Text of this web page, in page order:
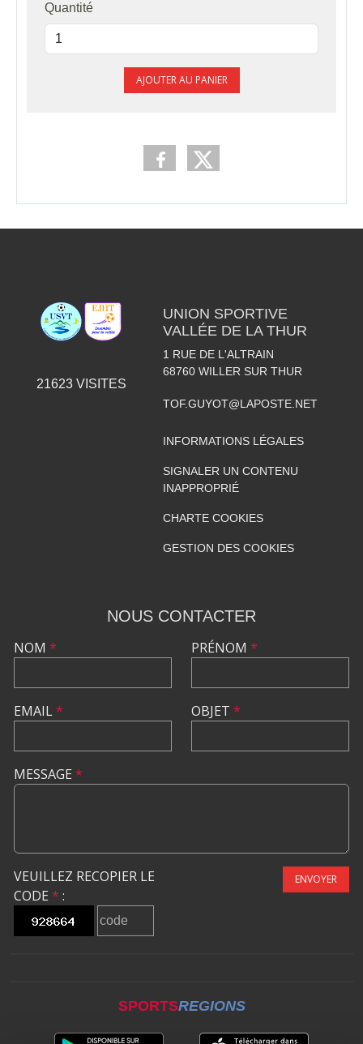
Quantité
AJOUTER AU PANIER
21623VISITES
UNION SPORTIVE
VALLÉE DE LA THUR
1 RUE DE L'ALTRAIN
68760 WILLER SUR THUR
TOF.GUYOT@LAPOSTE.NET
INFORMATIONS LÉGALES
SIGNALER UN CONTENU
INAPPROPRIÉ
CHARTE COOKIES
GESTION DES COOKIES
NOUS CONTACTER
NOM *
EMAIL*
PRÉNOM *
OBJET *
MESSAGE *
VEUILLEZ RECOPIER LE
CODE * :
ENVOYER
SPORTSREGIONS